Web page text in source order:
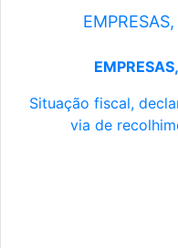
Situação fiscal,
via de